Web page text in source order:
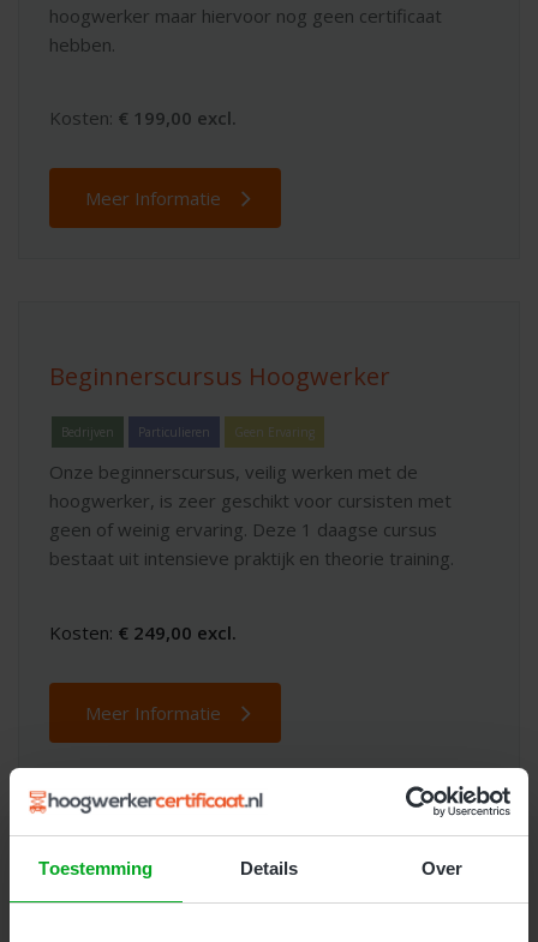
Toestemming Details Over
hoogwerker maar hiervoor nog geen certificaat
hebben.
Kosten: € 199,00 excl.
Meer Informatie
Beginnerscursus Hoogwerker
Bedrijven Particulieren Geen Ervaring
Onze beginnerscursus, veilig werken met de
hoogwerker, is zeer geschikt voor cursisten met
geen of weinig ervaring. Deze 1 daagse cursus
bestaat uit intensieve praktijk en theorie training.
Kosten: € 249,00 excl.
Meer Informatie
Dé beste keuze voorhoogwerker